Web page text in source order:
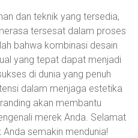
dan teknik yang tersedia,
tersesat dalam proses
bahwa kombinasi desain
yang tepat dapat menjadi
di dunia yang penuh
dalam menjaga estetika
akan membantu
merek Anda. Selamat
semakin mendunia!